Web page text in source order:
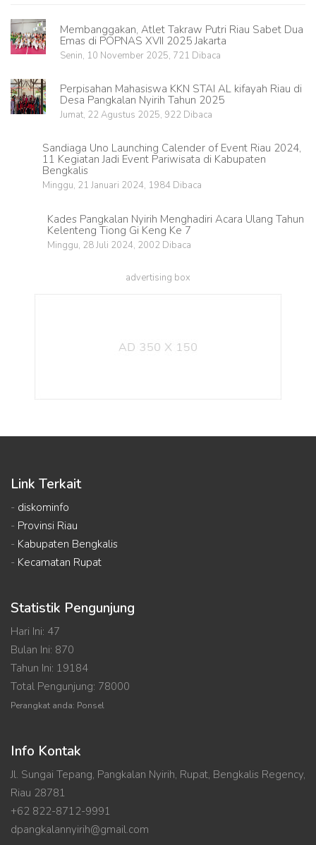
Membanggakan, Atlet Takraw Putri Riau Sabet Dua
Emas di POPNAS XVII 2025 Jakarta
Senin, 10 November 2025, 721 Dibaca
Perpisahan Mahasiswa KKN STAI AL kifayah Riau di
Desa Pangkalan Nyirih Tahun 2025
Jumat, 22 Agustus 2025, 922 Dibaca
Sandiaga Uno Launching Calender of Event Riau 2024,
11 Kegiatan Jadi Event Pariwisata di Kabupaten
Bengkalis
Minggu, 21 Januari 2024, 1984 Dibaca
Kades Pangkalan Nyirih Menghadiri Acara Ulang Tahun
Kelenteng Tiong Gi Keng Ke 7
Minggu, 28 Juli 2024, 2002 Dibaca
advertising box
Link Terkait
- diskominfo
- Provinsi Riau
- Kabupaten Bengkalis
- Kecamatan Rupat
Statistik Pengunjung
Hari Ini: 47
Bulan Ini: 870
Tahun Ini: 19184
Total Pengunjung: 78000
Perangkat anda: Ponsel
Info Kontak
Jl. Sungai Tepang, Pangkalan Nyirih, Rupat, Bengkalis Regency,
Riau 28781
+62 822-8712-9991
dpangkalannyirih@gmail.com